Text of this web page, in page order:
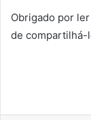
Obrigado por
de compartilhá-